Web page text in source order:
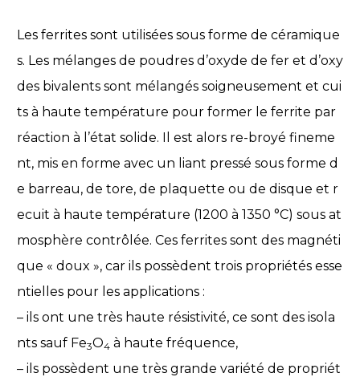
Les ferrites sont utilisées sous forme de céramique
s. Les mélanges de poudres d’oxyde de fer et d’oxy
des bivalents sont mélangés soigneusement et cui
ts à haute température pour former le ferrite par
réaction à l’état solide. Il est alors re-broyé fineme
nt, mis en forme avec un liant pressé sous forme d
e barreau, de tore, de plaquette ou de disque et r
ecuit à haute température (1200 à 1350 °C) sous at
mosphère contrôlée. Ces ferrites sont des magnéti
que « doux », car ils possèdent trois propriétés esse
ntielles pour les applications :
– ils ont une très haute résistivité, ce sont des isola
nts sauf Fe3O4 à haute fréquence,
– ils possèdent une très grande variété de propriét